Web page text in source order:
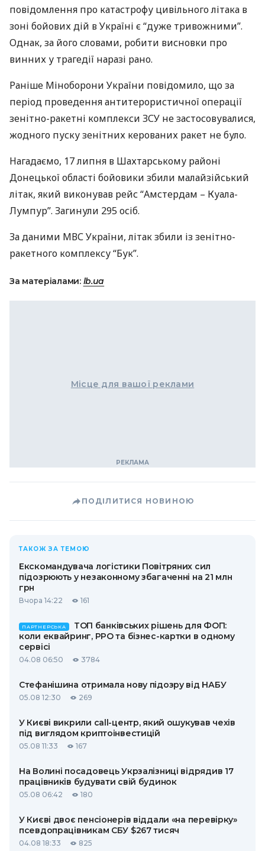
повідомлення про катастрофу цивільного літака в
зоні бойових дій в Україні є “дуже тривожними”.
Однак, за його словами, робити висновки про
винних у трагедії наразі рано.
Раніше Міноборони України повідомило, що за
період проведення антитерористичної операції
зенітно-ракетні комплекси ЗСУ не застосовувалися,
жодного пуску зенітних керованих ракет не було.
Нагадаємо, 17 липня в Шахтарському районі
Донецької області бойовики збили малайзійський
літак, який виконував рейс “Амстердам – Куала-
Лумпур”. Загинули 295 осіб.
За даними МВСУкраїни, літак збили із зенітно-
ракетного комплексу “Бук”.
За матеріалами: lb.ua
Місце для вашої реклами
ПОДІЛИТИСЯ НОВИНОЮ
ТАКОЖ ЗА ТЕМОЮ
Екскомандувача логістики Повітряних сил
підозрюють у незаконному збагаченні на 21 млн
грн
Вчора 14:22 161
ПАРТНЕРСЬКА
ТОП банківських рішень для ФОП:
коли еквайринг, РРО та бізнес-картки в одному
сервісі
04.08 06:50 3784
Стефанішина отримала нову підозру від НАБУ
05.08 12:30 269
У Києві викрили call-центр, який ошукував чехів
під виглядом криптоінвестицій
05.08 11:33 167
На Волині посадовець Укрзалізниці відрядив 17
працівників будувати свій будинок
05.08 06:42 180
У Києві двоє пенсіонерів віддали «на перевірку»
псевдопрацівникам СБУ $267 тисяч
04.08 18:33 825